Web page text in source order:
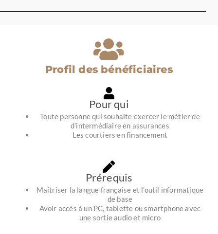
Profil des bénéficiaires
Pour qui
Toute personne qui souhaite exercer le métier de
d’intermédiaire en assurances
Les courtiers en financement
Prérequis
Maîtriser la langue française et l’outil informatique
de base
Avoir accès à un PC, tablette ou smartphone avec
une sortie audio et micro